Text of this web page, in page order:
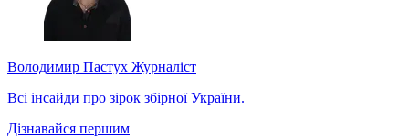
Володимир Пастух Журналіст
Всі інсайди про зірок збірної України.
Дізнавайся першим